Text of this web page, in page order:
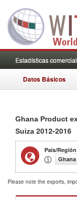
Estadísticas
Datos Básicos
Ghana Product
Suiza 2012-2016
País/Región
Ghana
Please note the exports,